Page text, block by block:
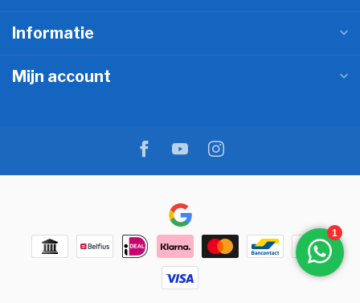
Informatie
Mijn account